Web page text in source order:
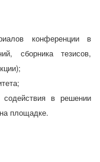
конференции в
сборника тезисов,
содействия в решении
площадке.